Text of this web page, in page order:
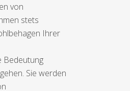
von
stets
Ihrer
Bedeutung
Sie werden